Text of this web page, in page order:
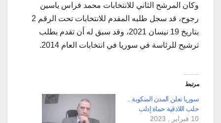
وكان المرشح الثاني للانتخابات محمد فراس ياسين
رجوح، قد سجل طلبه المقدم للانتخابات تحت الرقم 2
بتاريخ 19 نيسان 2021، وقد سبق له أن تقدم بطلب
ترشيح للرئاسة في سوريا في انتخابات العام 2014.
مرتبط
سوريا تعلن المدن المنكوبة ..
حلب اللاذقية حماة إدلب
10 فبراير , 2023